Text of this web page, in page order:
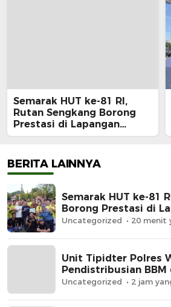
Semarak HUT ke-81 RI,
Rutan Sengkang Borong
Prestasi di Lapangan
Merdeka
BERITA LAINNYA
Semarak HUT ke-81
Borong Prestasi di
Uncategorized 20 menit
Unit Tipidter Polres
Pendistribusian BBM
Uncategorized 2 jam